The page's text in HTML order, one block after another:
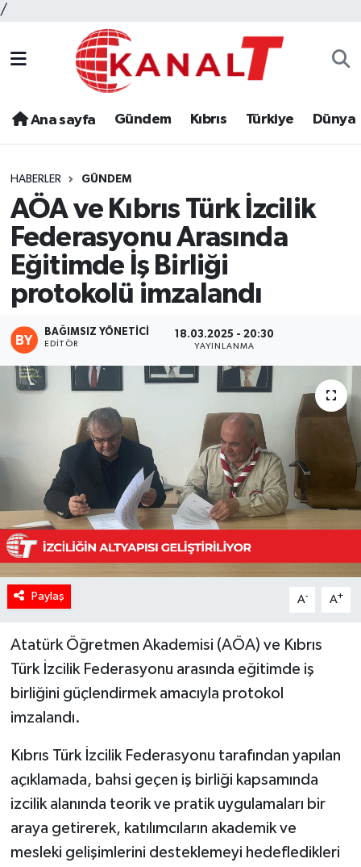
/
Ana sayfa Gündem Kıbrıs Türkiye Dünya
HABERLER GÜNDEM
AÖA ve Kıbrıs Türk İzcilik
Federasyonu Arasında
Eğitimde İş Birliği
protokolü imzalandı
BAĞIMSIZ YÖNETICI
EDITÖR
18.03.2025 - 20:30
YAYINLANMA
Paylaş A- A+
Atatürk Öğretmen Akademisi (AÖA) ve Kıbrıs
Türk İzcilik Federasyonu arasında eğitimde iş
birliğini güçlendirmek amacıyla protokol
imzalandı.
Kıbrıs Türk İzcilik Federasyonu tarafından yapılan
açıklamada, bahsi geçen iş birliği kapsamında
izcilik alanında teorik ve pratik uygulamaları bir
araya getirerek, katılımcıların akademik ve
mesleki gelişimlerini desteklemeyi hedefledikleri